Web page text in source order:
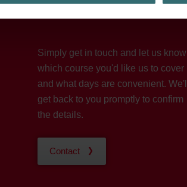
ochrany osobních údajů
Simply get in touch and let us know
which course you'd like us to cover
and what days are convenient. We'll
get back to you promptly to confirm
the details.
Contact